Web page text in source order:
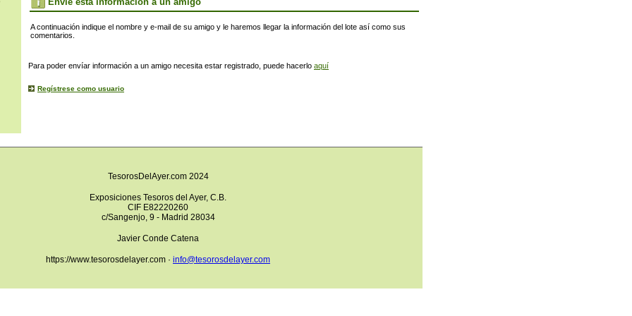
A continuación indique el nombre y e-mail de su amigo y le haremos llegar la información del lote así como sus
comentarios.
Para poder envíar información a un amigo necesita estar registrado, puede hacerlo aquí
Regístrese como usuario
TesorosDelAyer.com 2024
Exposiciones Tesoros del Ayer, C.B.
CIF E82220260
c/Sangenjo, 9 - Madrid 28034
Javier Conde Catena
https://www.tesorosdelayer.com · info@tesorosdelayer.com